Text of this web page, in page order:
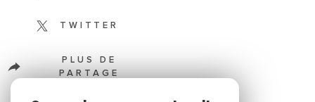
TWITTER
PLUS DE
PARTAGE